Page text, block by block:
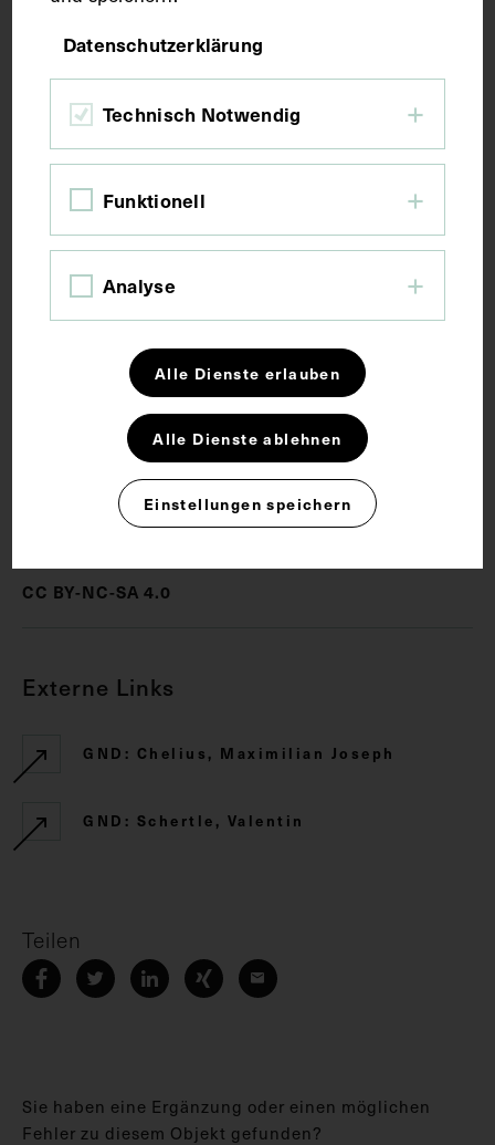
Bildmaß 36,5 x 37,5 cm
Lithografie von I. Meder, nach einem Entwurf von
D'llemand.
Augenarzt
Lithografie
Militärarzt
CC BY-NC-SA 4.0
Externe Links
GND: Chelius, Maximilian Joseph
GND: Schertle, Valentin
Teilen
Sie haben eine Ergänzung oder einen möglichen
Fehler zu diesem Objekt gefunden?
Datenschutzerklärung
Technisch Notwendig
Funktionell
Analyse
Alle Dienste erlauben
Alle Dienste ablehnen
Einstellungen speichern